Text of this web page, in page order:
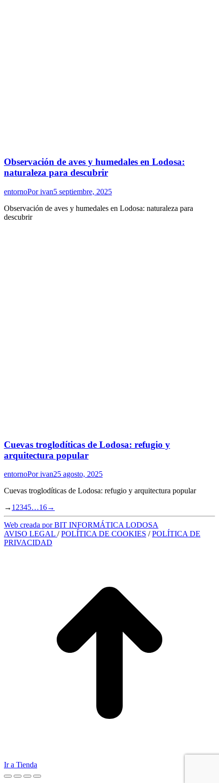
Observación de aves y humedales en Lodosa:
naturaleza para descubrir
entornoPorivan5 septiembre, 2025
Observación de aves y humedales en Lodosa: naturaleza para
descubrir
Cuevas troglodíticas de Lodosa: refugio y
arquitectura popular
entornoPorivan25 agosto, 2025
Cuevas troglodíticas de Lodosa: refugio y arquitectura popular
→ 1 2345…16→
Web creada por BIT INFORMÁTICA LODOSA
AVISO LEGAL /POLÍTICA DE COOKIES /POLÍTICA DE
PRIVACIDAD
Ir a Tienda